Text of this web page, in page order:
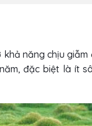
khả năng chịu
đặc biệt là ít